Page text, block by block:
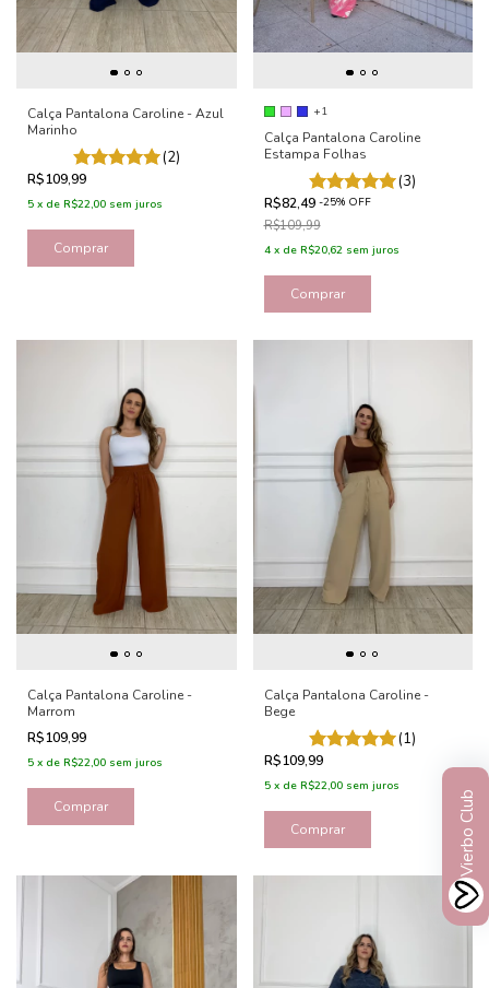
Calça Pantalona Caroline - Azul
Marinho
(2)
R$109,99
5 x de R$22,00 sem juros
Comprar
+1
Calça Pantalona Caroline
Estampa Folhas
(3)
R$82,49 -25% OFF
R$109,99
4 x de R$20,62 sem juros
Comprar
Calça Pantalona Caroline -
Marrom
R$109,99
5 x de R$22,00 sem juros
Comprar
Calça Pantalona Caroline -
Bege
(1)
R$109,99
5 x de R$22,00 sem juros
Comprar Vierbo Club